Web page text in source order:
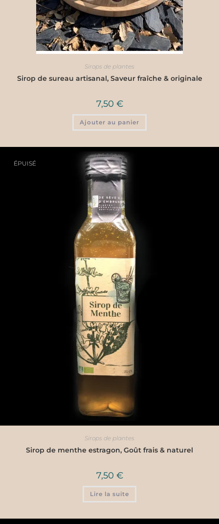
Sirops de plantes
Sirop de sureau artisanal, Saveur fraîche & originale
7,50 €
Ajouter au panier
ÉPUISÉ
Sirops de plantes
Sirop de menthe estragon, Goût frais & naturel
7,50 €
Lire la suite